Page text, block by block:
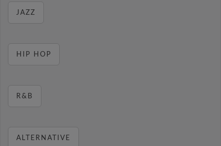
JAZZ
HIP HOP
R&B
ALTERNATIVE